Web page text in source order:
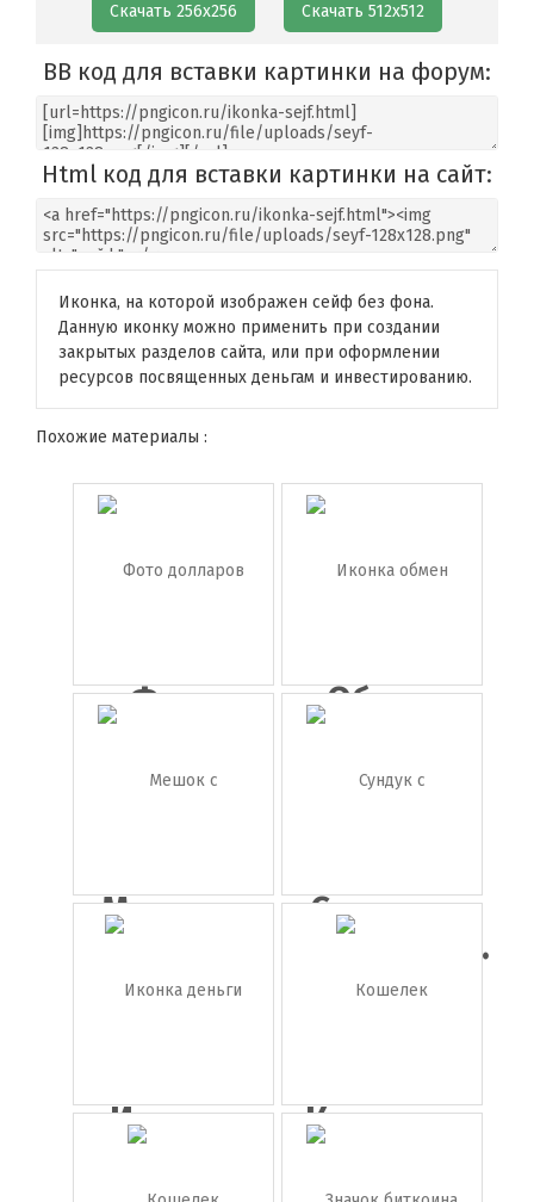
Скачать 256х256 Скачать 512х512
BB код для вставки картинки на форум:
Html код для вставки картинки на сайт:
Иконка, на которой изображен сейф без фона.
Данную иконку можно применить при создании
закрытых разделов сайта, или при оформлении
ресурсов посвященных деньгам и инвестированию.
Похожие материалы :
Фото
долларов
США
Обмен
Мешок с
деньгами
...
Сундук с
золотыми...
Иконка
деньги
Кошелек